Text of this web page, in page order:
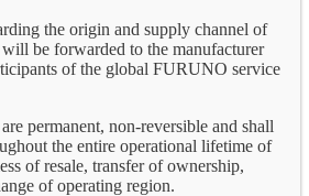
the origin and supply channel of
be forwarded to the manufacturer
of the global FURUNO service
permanent, non-reversible and shall
the entire operational lifetime of
of resale, transfer of ownership,
of operating region.